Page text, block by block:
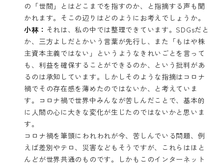
の「世間」とはどこまでを指すのか、と指摘する声も聞
かれます。そこの辺りはどのようにお考えでしょうか。
小林： それは、私の中では整理できています。SDGsだと
か、三方よしだとかいう言葉が先行し、また「もはや株
主資本主義ではない」というようなきれいごとを言って
も、利益を確保することができるのか、という批判があ
るのは承知しています。しかしそのような指摘はコロナ
禍でその存在感を薄めたのではないか、と考えていま
す。コロナ禍で世界中みんなが苦しんだことで、基本的
に人間の心に大きな変化が生じたのではないかと思いま
す。
コロナ禍を筆頭にわれわれが今、苦しんでいる問題、例
えば差別やテロ、災害などもそうですが、これらはほと
んどが世界共通のものです。しかもこのインターネット